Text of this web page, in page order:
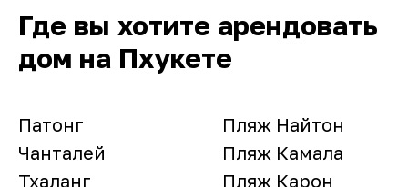
Где вы хотите арендовать
дом на Пхукете
Патонг
Чанталей
Тхаланг
Пляж Найтон
Пляж Камала
Пляж Карон